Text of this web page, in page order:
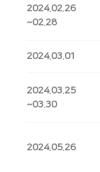
2024.02.26
~02.28
2024.03.01
2024.03.25
~03.30
2024.05.26